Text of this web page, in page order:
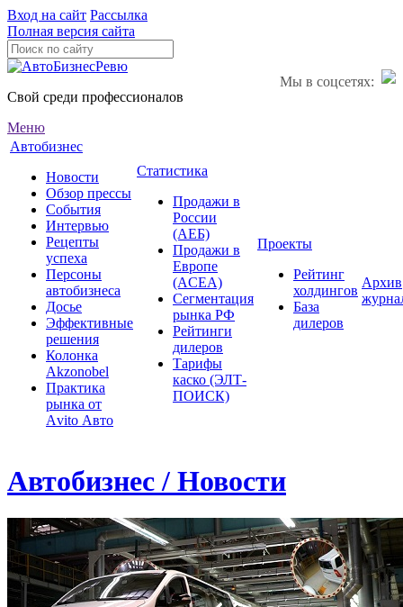
Вход на сайт Рассылка
Полная версия сайта
Мы в соцсетях:
Свой среди профессионалов
Меню
Автобизнес
Новости
Обзор прессы
События
Интервью
Рецепты
успеха
Персоны
автобизнеса
Досье
Эффективные
решения
Колонка
Akzonobel
Практика
рынка от
Аvito Авто
Статистика
Продажи в
России
(АЕБ)
Продажи в
Европе
(ACEA)
Сегментация
рынка РФ
Рейтинги
дилеров
Тарифы
каско (ЭЛТ-
ПОИСК)
Проекты
Рейтинг
холдингов
База
дилеров
Архив
Автобизнес / Новости